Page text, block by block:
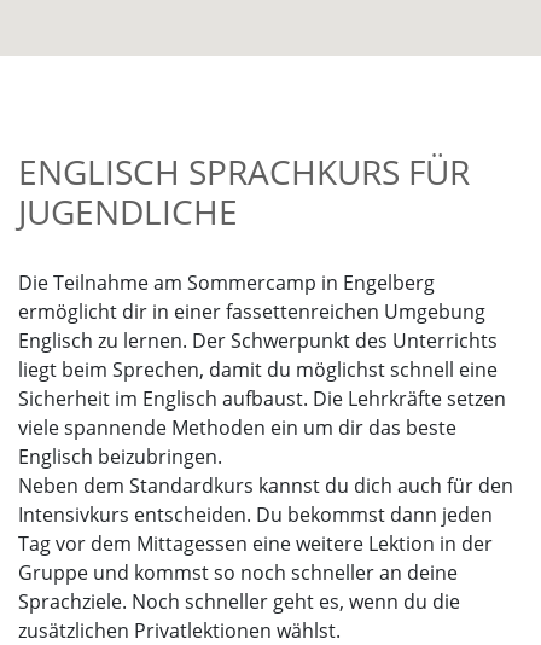
ENGLISCH SPRACHKURS FÜR
JUGENDLICHE
Die Teilnahme am Sommercamp in Engelberg
ermöglicht dir in einer fassettenreichen Umgebung
Englisch zu lernen. Der Schwerpunkt des Unterrichts
liegt beim Sprechen, damit du möglichst schnell eine
Sicherheit im Englisch aufbaust. Die Lehrkräfte setzen
viele spannende Methoden ein um dir das beste
Englisch beizubringen.
Neben dem Standardkurs kannst du dich auch für den
Intensivkurs entscheiden. Du bekommst dann jeden
Tag vor dem Mittagessen eine weitere Lektion in der
Gruppe und kommst so noch schneller an deine
Sprachziele. Noch schneller geht es, wenn du die
zusätzlichen Privatlektionen wählst.